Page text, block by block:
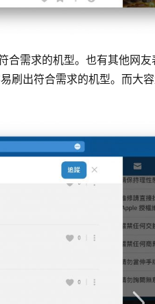
需求的机型。也有其他网
出符合需求的机型。而大容